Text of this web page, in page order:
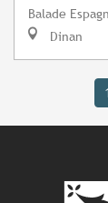
Balade
Dinan